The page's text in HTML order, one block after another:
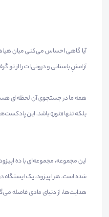
آیا گاهی احساس می‌کنی میان
آرامشِ باستانی و درونی‌ات را از تو
همه ما در جستجوی آن لحظه‌ای
بلکه تنها «نور» باشد. این
این مجموعه، مجموعه‌ای با ده
شده است. هر اپیزود، یک ایستگاه
هدایت‌ها، از دنیای مادی فاصله